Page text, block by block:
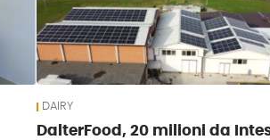
DAIRY
DalterFood, 20 milioni da